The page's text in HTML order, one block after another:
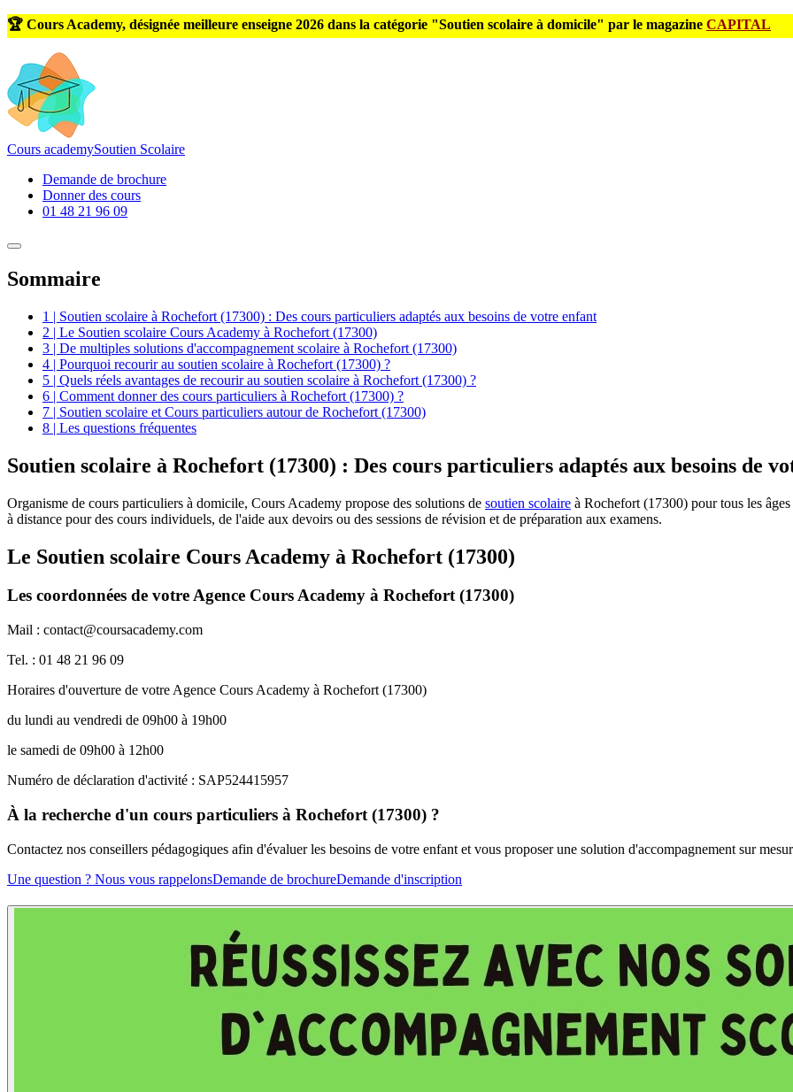
🏆 Cours Academy, désignée meilleure enseigne 2026 dans la catégorie "Soutien scolaire à domicile" par le magazine CAPITAL
Cours academySoutien Scolaire
Demande de brochure
Donner des cours
01 48 21 96 09
Sommaire
1 | Soutien scolaire à Rochefort (17300) : Des cours particuliers adaptés aux besoins de votre enfant
2 | Le Soutien scolaire Cours Academy à Rochefort (17300)
3 | De multiples solutions d'accompagnement scolaire à Rochefort (17300)
4 | Pourquoi recourir au soutien scolaire à Rochefort (17300) ?
5 | Quels réels avantages de recourir au soutien scolaire à Rochefort (17300) ?
6 | Comment donner des cours particuliers à Rochefort (17300) ?
7 | Soutien scolaire et Cours particuliers autour de Rochefort (17300)
8 | Les questions fréquentes
Soutien scolaire à Rochefort (17300) : Des cours particuliers adaptés aux besoins de
Organisme de cours particuliers à domicile, Cours Academy propose des solutions de soutien scolaire à Rochefort (17300) pour tous les
à distance pour des cours individuels, de l'aide aux devoirs ou des sessions de révision et de préparation aux examens.
Le Soutien scolaire Cours Academy à Rochefort (17300)
Les coordonnées de votre Agence Cours Academy à Rochefort (17300)
Mail : contact@coursacademy.com
Tel. : 01 48 21 96 09
Horaires d'ouverture de votre Agence Cours Academy à Rochefort (17300)
du lundi au vendredi de 09h00 à 19h00
le samedi de 09h00 à 12h00
Numéro de déclaration d'activité : SAP524415957
À la recherche d'un cours particuliers à Rochefort (17300) ?
Contactez nos conseillers pédagogiques afin d'évaluer les besoins de votre enfant et vous proposer une solution d'accompagnement sur
Une question ? Nous vous rappelonsDemande de brochureDemande d'inscription